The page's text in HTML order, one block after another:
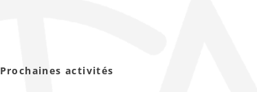
Prochaines activités